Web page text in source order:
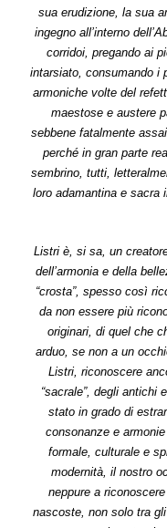
sua erudizione, la sua
ingegno all’interno
corridoi, pregando ai
intarsiato, consumando i
armoniche volte del
maestose e austere
sebbene fatalmente
perché in gran parte
sembrino, tutti,
loro adamantina e sacra
Listri è, si sa, un
dell’armonia e della
“crosta”, spesso così
da non essere più
originari, di quel che
arduo, se non a un
Listri, riconoscere
“sacrale”, degli antichi
stato in grado di
consonanze e
formale, culturale e
modernità, il nostro
neppure a
nascoste, non solo tra